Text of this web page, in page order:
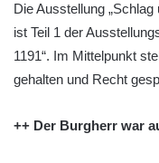
Die Ausstellung
ist Teil 1 der
1191“. Im Mittelpunkt
gehalten und Recht
++ Der Burgherr war